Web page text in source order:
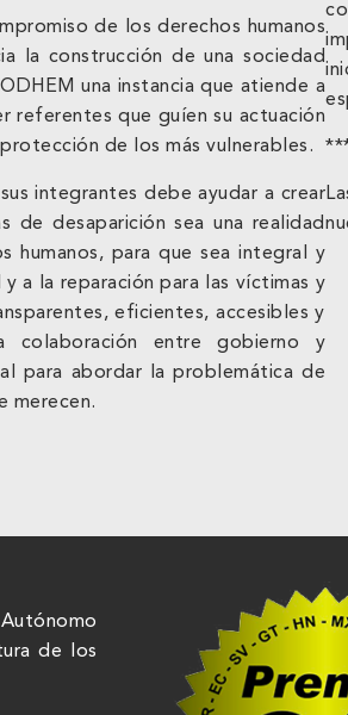
de los derechos humanos
la construcción de una sociedad
una instancia que atiende a
referentes que guíen su actuación
de los más vulnerables.
integrantes debe ayudar a crear
de desaparición sea una realidad
humanos, para que sea integral y
a la reparación para las víctimas y
eficientes, accesibles y
colaboración entre gobierno y
para abordar la problemática de
merecen.
de los